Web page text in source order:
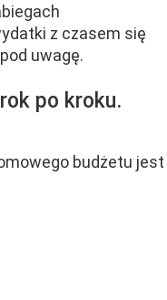
z czasem się
uwagę.
po kroku.
budżetu jest